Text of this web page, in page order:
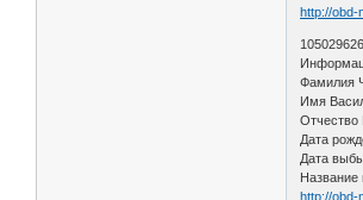
http://obd-
Фамилия
Имя
Отчество
Дата
Дата
Название
http://obd-